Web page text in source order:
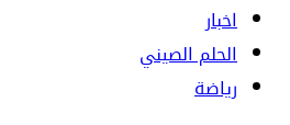
اخبار
الحلم الصيني
رياضة